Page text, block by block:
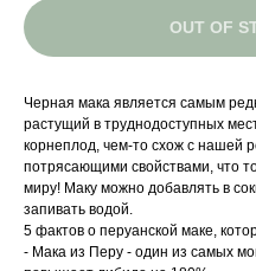
OUT OF
Черная мака является самым
растущий в труднодоступных
корнеплод, чем-то схож с нашей
потрясающими свойствами, что
миру! Маку можно добавлять в
запивать водой.
5 фактов о перуанской маке,
- Мака из Перу - один из самых